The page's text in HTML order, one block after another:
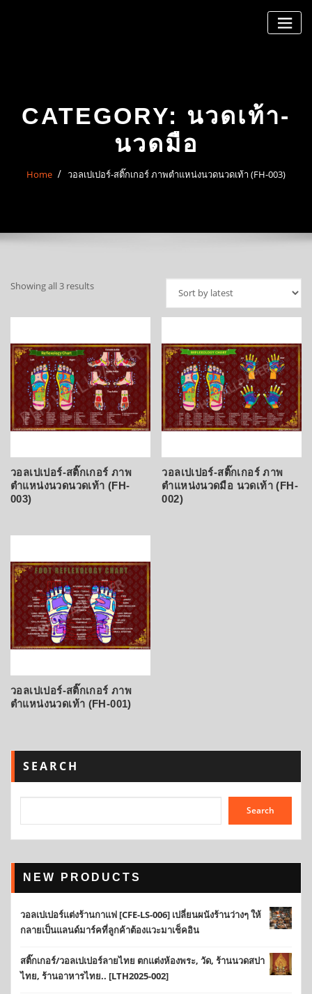
CATEGORY: นวดเท้า-
นวดมือ
Home วอลเปเปอร์-สติ๊กเกอร์ ภาพตำแหน่งนวดนวดเท้า (FH-003)
Showing all 3 resultsSorted
latest
วอลเปเปอร์-สติ๊กเกอร์ ภาพ
ตำแหน่งนวดนวดเท้า (FH-
003)
วอลเปเปอร์-สติ๊กเกอร์ ภาพ
ตำแหน่งนวดมือ นวดเท้า (FH-
002)
วอลเปเปอร์-สติ๊กเกอร์ ภาพ
ตำแหน่งนวดเท้า (FH-001)
SEARCH
Search
NEW PRODUCTS
วอลเปเปอร์แต่งร้านกาแฟ [CFE-LS-006] เปลี่ยนผนังร้านว่างๆ ให้
กลายเป็นแลนด์มาร์คที่ลูกค้าต้องแวะมาเช็คอิน
สติ๊กเกอร์/วอลเปเปอร์ลายไทย ตกแต่งห้องพระ, วัด, ร้านนวดสปา
ไทย, ร้านอาหารไทย.. [LTH2025-002]